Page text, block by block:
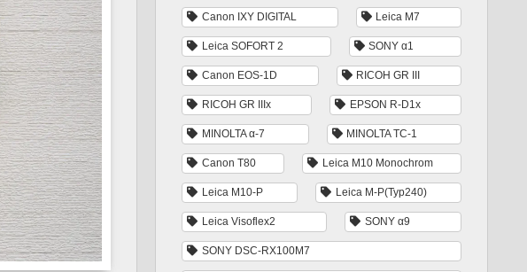
Canon IXY DIGITAL Leica M7
Leica SOFORT 2 SONY α1
Canon EOS-1D RICOH GR III
RICOH GR IIIx EPSON R-D1x
MINOLTA α-7 MINOLTA TC-1
Canon T80 Leica M10 Monochrom
Leica M10-P Leica M-P(Typ240)
Leica Visoflex2 SONY α9
SONY DSC-RX100M7